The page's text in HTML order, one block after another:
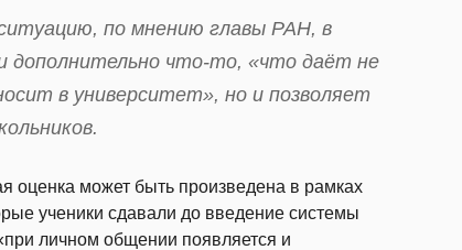
по мнению главы РАН, в
дополнительно что-то, «что даёт не
в университет», но и позволяет
оценка может быть произведена в рамках
ученики сдавали до введение системы
личном общении появляется и